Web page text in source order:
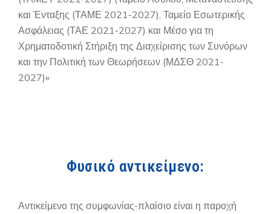
και Ένταξης (ΤΑΜΕ 2021-2027), Ταμείο Εσωτερικής
Ασφάλειας (ΤΑΕ 2021-2027) και Μέσο για τη
Χρηματοδοτική Στήριξη της Διαχείρισης των Συνόρων
και την Πολιτική των Θεωρήσεων (ΜΔΣΘ 2021-
2027)»
Φυσικό αντικείμενο:
Αντικείμενο της συμφωνίας-πλαίσιο είναι η παροχή